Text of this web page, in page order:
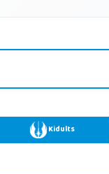
Kidults